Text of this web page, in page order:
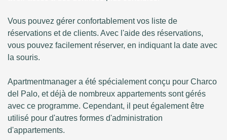
Vous pouvez gérer confortablement vos liste de
réservations et de clients. Avec l'aide des réservations,
vous pouvez facilement réserver, en indiquant la date avec
la souris.
Apartmentmanager a été spécialement conçu pour Charco
del Palo, et déjà de nombreux appartements sont gérés
avec ce programme. Cependant, il peut également être
utilisé pour d'autres formes d'administration
d'appartements.